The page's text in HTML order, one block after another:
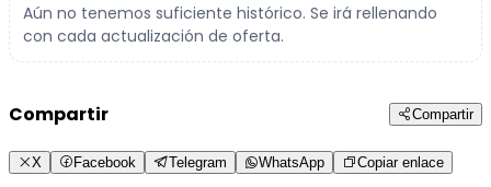
Aún no tenemos suficiente histórico. Se irá rellenando
con cada actualización de oferta.
Compartir Compartir
X Facebook Telegram WhatsApp Copiar enlace